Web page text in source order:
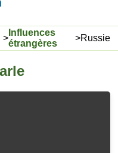
>
Influences
étrangères
>Russie